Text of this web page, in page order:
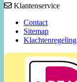
Klantenservice
Contact
Sitemap
Klachtenregeling